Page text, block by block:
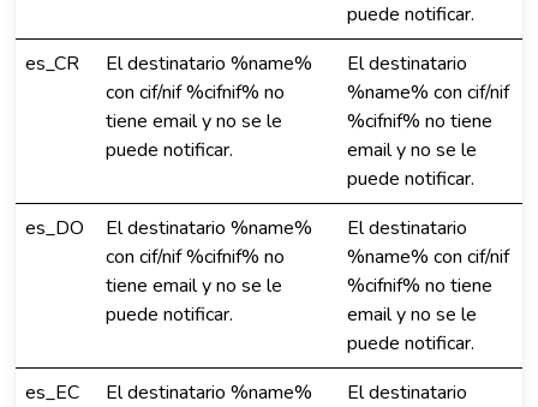
puede notificar.
es_CR
El destinatario %name%
con cif/nif %cifnif% no
tiene email y no se le
puede notificar.
El destinatario
%name% con cif/nif
%cifnif% no tiene
email y no se le
puede notificar.
es_DO
El destinatario %name%
con cif/nif %cifnif% no
tiene email y no se le
puede notificar.
El destinatario
%name% con cif/nif
%cifnif% no tiene
email y no se le
puede notificar.
es_EC
El destinatario %name%
El destinatario